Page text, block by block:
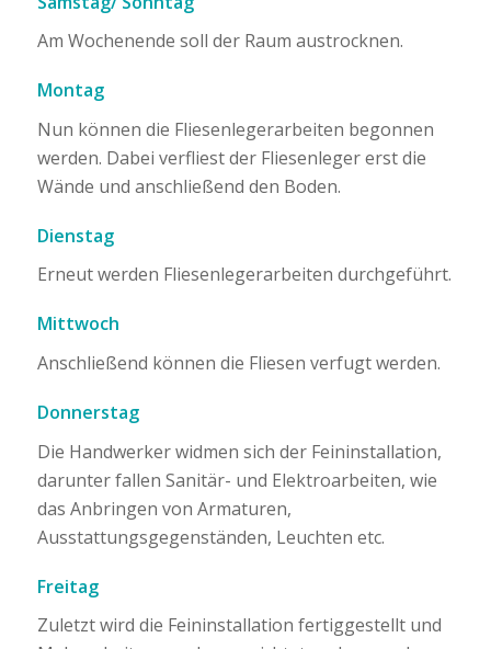
Am Wochenende soll der Raum austrocknen.
Montag
Nun können die Fliesenlegerarbeiten begonnen
werden. Dabei verfliest der Fliesenleger erst die
Wände und anschließend den Boden.
Dienstag
Erneut werden Fliesenlegerarbeiten durchgeführt.
Mittwoch
Anschließend können die Fliesen verfugt werden.
Donnerstag
Die Handwerker widmen sich der Feininstallation,
darunter fallen Sanitär- und Elektroarbeiten, wie
das Anbringen von Armaturen,
Ausstattungsgegenständen, Leuchten etc.
Freitag
Zuletzt wird die Feininstallation fertiggestellt und